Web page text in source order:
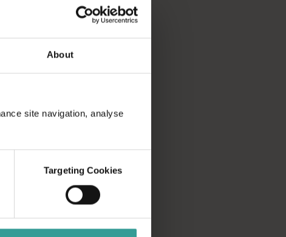
About
site navigation, analyse
Targeting Cookies